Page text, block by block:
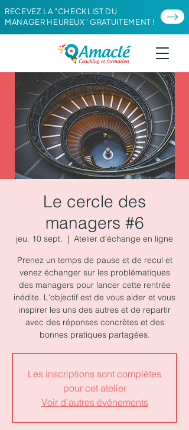
RECEVEZ LA "CHECKLIST DU
MANAGER HEUREUX" GRATUITEMENT !
Le cercle des
managers #6
jeu. 10 sept.
  |
Atelier d'échange en ligne
Prenez un temps de pause et de recul et
venez échanger sur les problématiques
des managers pour lancer cette rentrée
inédite. L'objectif est de vous aider et vous
inspirer les uns des autres et de repartir
avec des réponses concrètes et des
bonnes pratiques partagées.
Les inscriptions sont complètes
pour cet atelier
Voir d'autres événements